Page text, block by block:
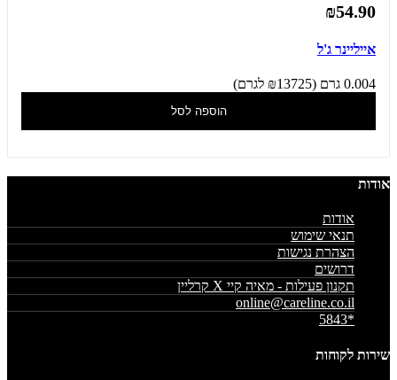
₪54.90
אייליינר ג'ל
0.004 גרם (₪13725 לגרם)
הוספה לסל
אודות
אודות
תנאי שימוש
הצהרת נגישות
דרושים
תקנון פעילות - מאיה קיי X קרליין
online@careline.co.il
*5843
שירות לקוחות